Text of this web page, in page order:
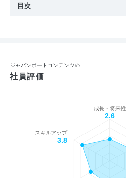
目次
ジャパンポートコンテンツの
社員評価
成長・将来性
2.6
スキルアップ
3.8